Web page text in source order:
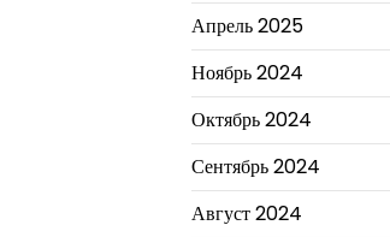
Апрель 2025
Ноябрь 2024
Октябрь 2024
Сентябрь 2024
Август 2024